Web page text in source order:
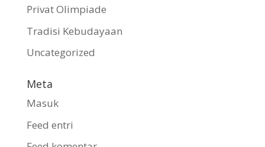
Privat Olimpiade
Tradisi Kebudayaan
Uncategorized
Meta
Masuk
Feed entri